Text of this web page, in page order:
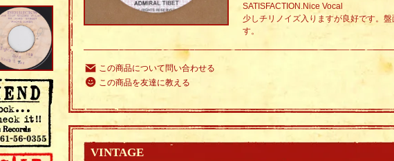
SATISFACTION.Nice Vocal
少しチリノイズ入りますが良好です。
す。
この商品について問い合わせる
この商品を友達に教える
VINTAGE